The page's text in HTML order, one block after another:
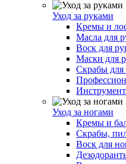
Уход за руками
Кремы и
Масла для
Воск для
Маски для
Скрабы для
Уход за ногами
Кремы и
Скрабы,
Воск для